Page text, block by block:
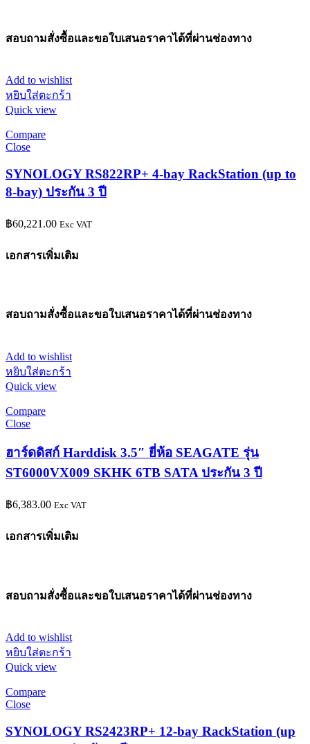
สอบถามสั่งซื้อและขอใบเสนอราคาได้ที่ผ่านช่องทาง
Add to wishlist
หยิบใส่ตะกร้า
Quick view
Compare
Close
SYNOLOGY RS822RP+ 4-bay RackStation (up to
8-bay) ประกัน 3 ปี
฿60,221.00 Exc VAT
เอกสารเพิ่มเติม
สอบถามสั่งซื้อและขอใบเสนอราคาได้ที่ผ่านช่องทาง
Add to wishlist
หยิบใส่ตะกร้า
Quick view
Compare
Close
ฮาร์ดดิสก์ Harddisk 3.5″ ยี่ห้อ SEAGATE รุ่น
ST6000VX009 SKHK 6TB SATA ประกัน 3 ปี
฿6,383.00 Exc VAT
เอกสารเพิ่มเติม
สอบถามสั่งซื้อและขอใบเสนอราคาได้ที่ผ่านช่องทาง
Add to wishlist
หยิบใส่ตะกร้า
Quick view
Compare
Close
SYNOLOGY RS2423RP+ 12-bay RackStation (up